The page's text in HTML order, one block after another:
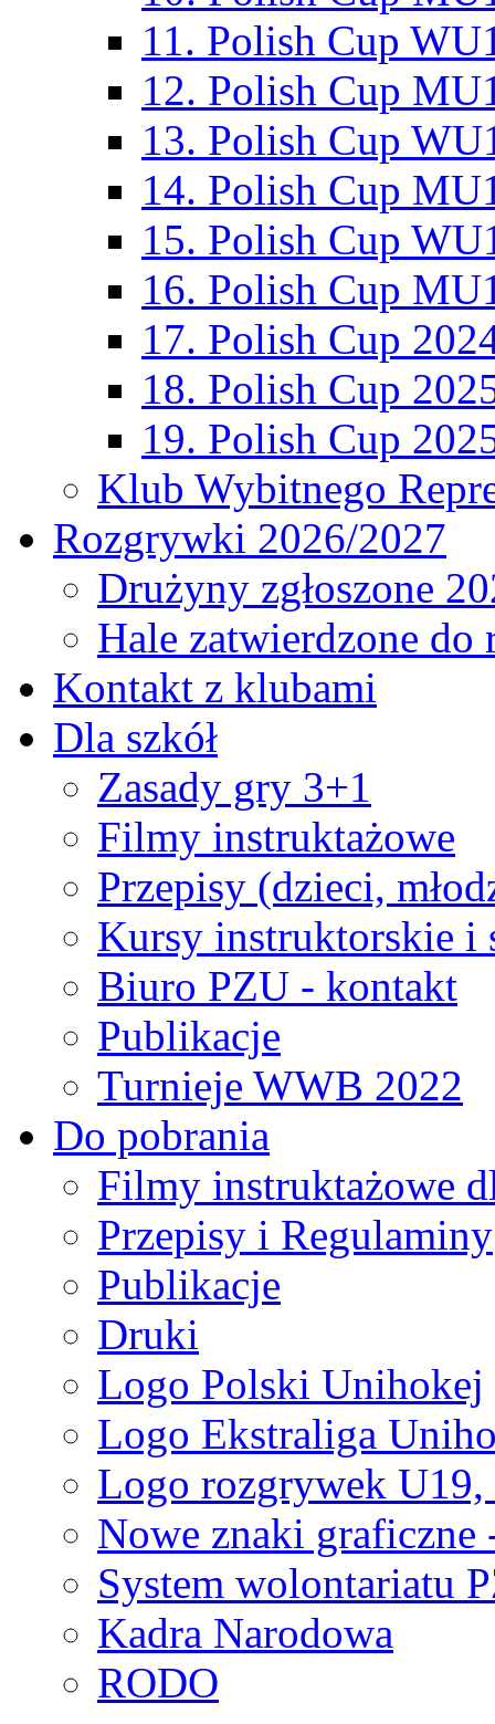
11. Polish Cup
12. Polish Cup
13. Polish Cup
14. Polish Cup
15. Polish Cup
16. Polish Cup
17. Polish Cup
18. Polish Cup
19. Polish Cup
Klub Wybitnego
Rozgrywki 2026/2027
Drużyny zgłoszone
Hale zatwierdzone
Kontakt z klubami
Dla szkół
Zasady gry 3+1
Filmy instruktażowe
Przepisy (dzieci,
Kursy instruktorskie i
Biuro PZU - kontakt
Publikacje
Turnieje WWB 2022
Do pobrania
Filmy instruktażowe
Przepisy i Regulaminy
Publikacje
Druki
Logo Polski Unihokej
Logo Ekstraliga
Logo rozgrywek
Nowe znaki graficzne
System wolontariatu
Kadra Narodowa
RODO